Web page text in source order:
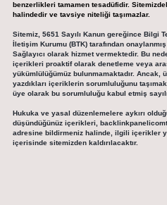
benzerlikleri tamamen tesadüfidir.
halindedir ve tavsiye niteliği taşımazlar.
Sitemiz, 5651 Sayılı Kanun gereğince Bilgi
İletişim Kurumu (BTK) tarafından
Sağlayıcı olarak hizmet vermektedir. Bu
içerikleri proaktif olarak denetleme veya
yükümlülüğümüz bulunmamaktadır. Ancak,
yazdıkları içeriklerin sorumluluğunu
üye olarak bu sorumluluğu kabul etmiş
Hukuka ve yasal düzenlemelere aykırı
düşündüğünüz içerikleri,
adresine bildirmeniz halinde, ilgili içerikler
içerisinde sitemizden kaldırılacaktır.